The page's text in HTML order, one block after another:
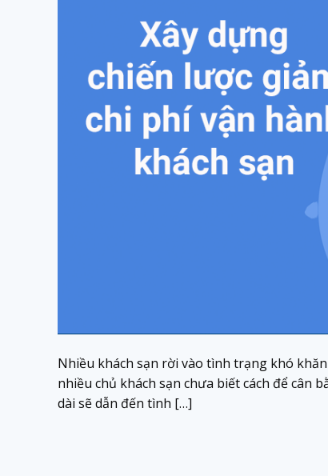
Nhiều khách sạn rời vào tình trạng khó
nhiều chủ khách sạn chưa biết cách để cân
dài sẽ dẫn đến tình […]